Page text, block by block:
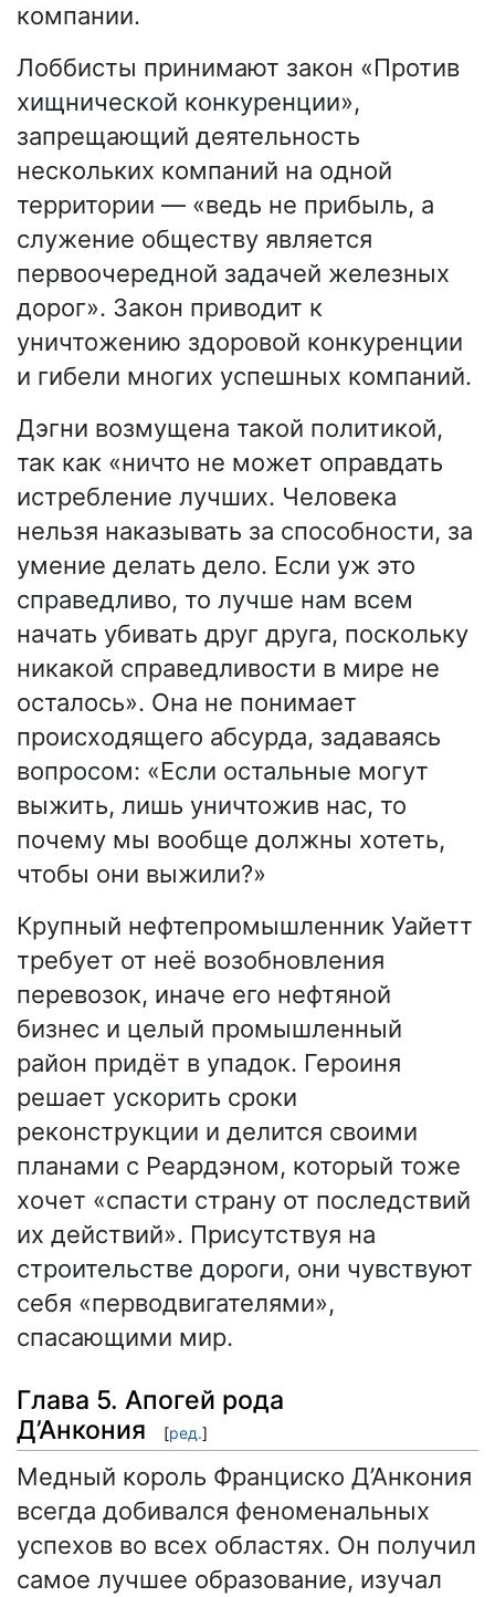
компании.
Лоббисты принимают закон «Против
хищнической конкуренции»,
запрещающий деятельность
нескольких компаний на одной
территории — «ведь не прибыль, а
служение обществу является
первоочередной задачей железных
дорог». Закон приводит к
уничтожению здоровой конкуренции
и гибели многих успешных компаний.
Дэгни возмущена такой политикой,
так как «ничто не может оправдать
истребление лучших. Человека
нельзя наказывать за способности, за
умение делать дело. Если уж это
справедливо, то лучше нам всем
начать убивать друг друга, поскольку
никакой справедливости в мире не
осталось». Она не понимает
происходящего абсурда, задаваясь
вопросом: «Если остальные могут
выжить, лишь уничтожив нас, то
почему мы вообще должны хотеть,
чтобы они выжили?»
Крупный нефтепромышленник Уайетт
требует от неё возобновления
перевозок, иначе его нефтяной
бизнес и целый промышленный
район придёт в упадок. Героиня
решает ускорить сроки
реконструкции и делится своими
планами с Реардэном, который тоже
хочет «спасти страну от последствий
их действий». Присутствуя на
строительстве дороги, они чувствуют
себя «перводвигателями»,
спасающими мир.
Глава 5. Апогей рода
Д’Анкония
[ред.]
Медный король Франциско Д’Анкония
всегда добивался феноменальных
успехов во всех областях. Он получил
самое лучшее образование, изучал